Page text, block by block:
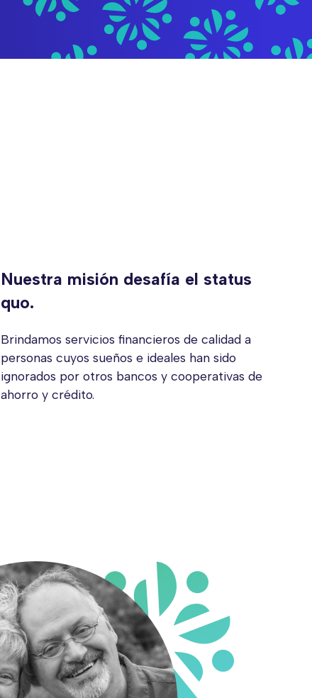
Nuestra misión desafía el status
quo.
Brindamos servicios financieros de calidad a
personas cuyos sueños e ideales han sido
ignorados por otros bancos y cooperativas de
ahorro y crédito.